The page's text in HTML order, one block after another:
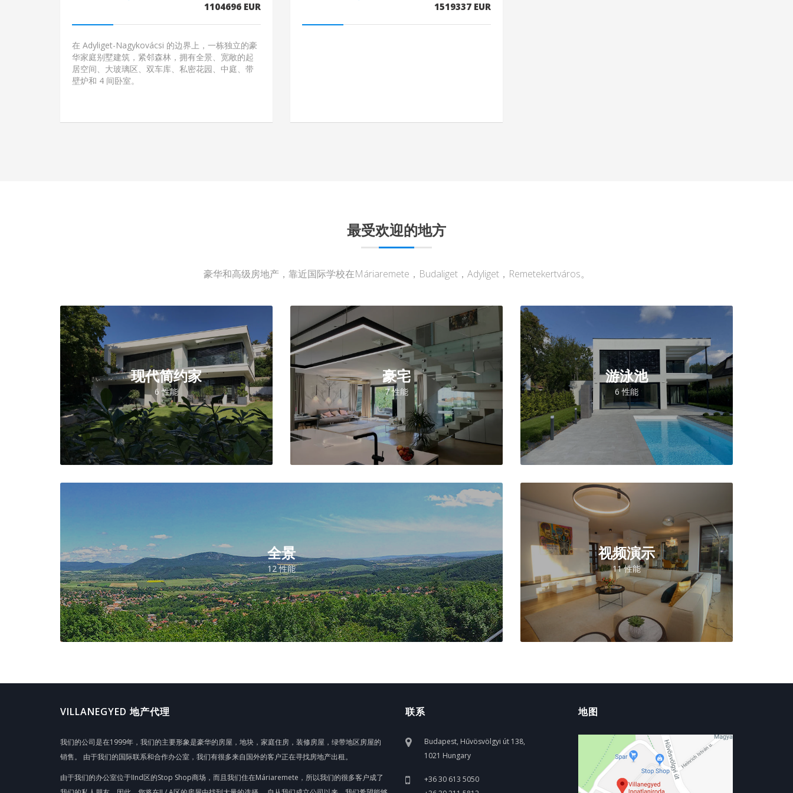
1104696 EUR
在 Adyliget-Nagykovácsi 的边界上，一栋独立的豪
华家庭别墅建筑，紧邻森林，拥有全景、宽敞的起
居空间、大玻璃区、双车库、私密花园、中庭、带
壁炉和 4 间卧室。
1519337 EUR
最受欢迎的地方
豪华和高级房地产，靠近国际学校在Máriaremete，Budaliget，Adyliget，Remetekertváros。
现代简约家
6 性能
豪宅
7 性能
全景
12 性能
游泳池
6 性能
视频演示
11 性能
VILLANEGYED 地产代理
我们的公司是在1999年，我们的主要形象是豪华的房屋，地块，家庭住房，装修房屋，绿带地区房屋的
销售。 由于我们的国际联系和合作办公室，我们有很多来自国外的客户正在寻找房地产出租。
由于我们的办公室位于IInd区的Stop Shop商场，而且我们住在Máriaremete，所以我们的很多客户成了
联系
Budapest, Hűvösvölgyi út 138,
1021 Hungary
+36 30 613 5050
地图